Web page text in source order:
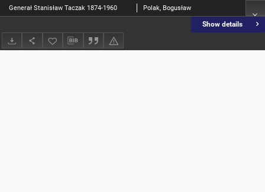
Show details
Generał Stanisław Taczak 1874-1960 Polak, Bogusław